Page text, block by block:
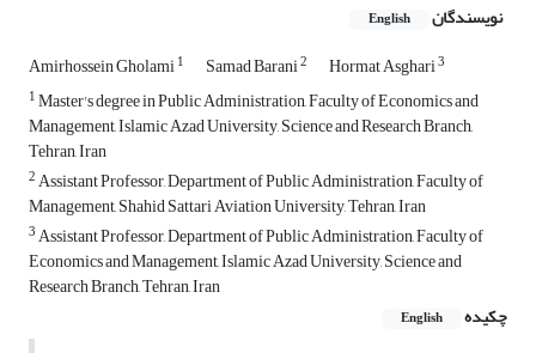
نویسندگان English
Amirhossein Gholami1 Samad Barani2 Hormat Asghari3
1Master's degree in Public Administration, Faculty of Economics and
Management, Islamic Azad University, Science and Research Branch,
Tehran, Iran
2Assistant Professor, Department of Public Administration, Faculty of
Management, Shahid Sattari Aviation University, Tehran, Iran
3Assistant Professor, Department of Public Administration, Faculty of
Economics and Management, Islamic Azad University, Science and
Research Branch, Tehran, Iran
چکیده
English